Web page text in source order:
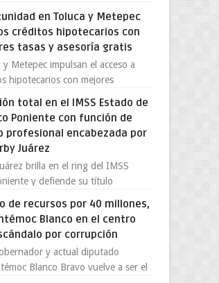
en el centro de un...
en Toluca y Metepec
créditos hipotecarios con
tasas y asesoría gratis
y Metepec impulsan el acceso a
hipotecarios con mejores
total en el IMSS Estado de
Poniente con función de
profesional encabezada por
Juárez
brilla en el ring del IMSS
y defiende su título
Deportiva Cuauhtémo...
de recursos por 40 millones,
Blanco en el centro
por corrupción
y actual diputado
Blanco Bravo vuelve a ser el